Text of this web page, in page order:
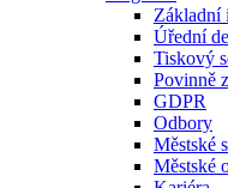
Základní
Úřední
Tiskový
Povinně
GDPR
Odbory
Městské
Městské